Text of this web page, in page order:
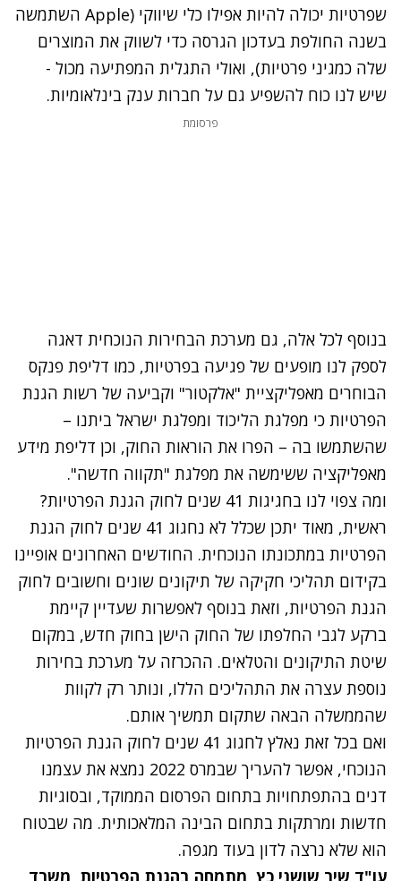
שפרטיות יכולה להיות אפילו כלי שיווקי (Apple השתמשה
בשנה החולפת בעדכון הגרסה כדי לשווק את המוצרים
שלה כמגיני פרטיות), ואולי התגלית המפתיעה מכול -
שיש לנו כוח להשפיע גם על חברות ענק בינלאומיות.
פרסומת
בנוסף לכל אלה, גם מערכת הבחירות הנוכחית דאגה
לספק לנו מופעים של פגיעה בפרטיות, כמו דליפת פנקס
הבוחרים מאפליקציית "אלקטור" וקביעה של רשות הגנת
הפרטיות כי מפלגת הליכוד ומפלגת ישראל ביתנו –
שהשתמשו בה – הפרו את הוראות החוק, וכן דליפת מידע
מאפליקציה ששימשה את מפלגת "תקווה חדשה".
ומה צפוי לנו בחגיגות 41 שנים לחוק הגנת הפרטיות?
ראשית, מאוד יתכן שכלל לא נחגוג 41 שנים לחוק הגנת
הפרטיות במתכונתו הנוכחית. החודשים האחרונים אופיינו
בקידום תהליכי חקיקה של תיקונים שונים וחשובים לחוק
הגנת הפרטיות, וזאת בנוסף לאפשרות שעדיין קיימת
ברקע לגבי החלפתו של החוק הישן בחוק חדש, במקום
שיטת התיקונים והטלאים. ההכרזה על מערכת בחירות
נוספת עצרה את התהליכים הללו, ונותר רק לקוות
שהממשלה הבאה שתקום תמשיך אותם.
ואם בכל זאת נאלץ לחגוג 41 שנים לחוק הגנת הפרטיות
הנוכחי, אפשר להעריך שבמרס 2022 נמצא את עצמנו
דנים בהתפתחויות בתחום הפרסום הממוקד, ובסוגיות
חדשות ומרתקות בתחום הבינה המלאכותית. מה שבטוח
הוא שלא נרצה לדון בעוד מגפה.